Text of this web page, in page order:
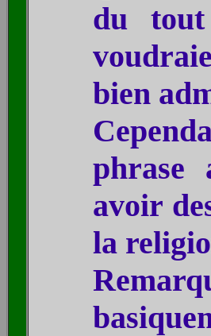
du tout
bien
phrase
avoir
la